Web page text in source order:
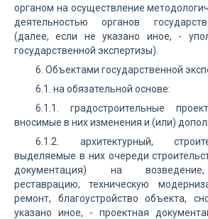
органом на осуществление
деятельностью органов
(далее, если не указано иное, -
государственной экспертизы).
6. Объектами государственной
6.1. на обязательной основе:
6.1.1. градостроительные
вносимые в них изменения и (или)
6.1.2. архитектурный,
выделяемые в них очереди
документация) на возведение,
реставрацию, техническую
ремонт, благоустройство объекта,
указано иное, - проектная